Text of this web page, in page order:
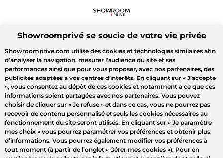
Showroomprivé se soucie de votre vie privée
Showroomprive.com utilise des cookies et technologies similaires afin
d’analyser la navigation, mesurer l’audience du site et ses
performances ainsi que pour vous proposer, avec nos partenaires, des
publicités adaptées à vos centres d’intérêts. En cliquant sur « J’accepte
», vous consentez au dépôt de ces cookies et notamment à ce que ces
informations soient partagées avec nos partenaires. Vous pouvez
choisir de cliquer sur « Je refuse » et dans ce cas, vous ne pourrez pas
recevoir de contenu personnalisé et seuls les cookies nécessaires au
fonctionnement du site seront utilisés. En cliquant sur « Je paramètre
mes choix » vous pourrez paramétrer vos préférences et obtenir plus
d’informations. Vous pourrez également modifier vos préférences à
tout moment (à partir de l’onglet « Gérer mes cookies »). Pour en